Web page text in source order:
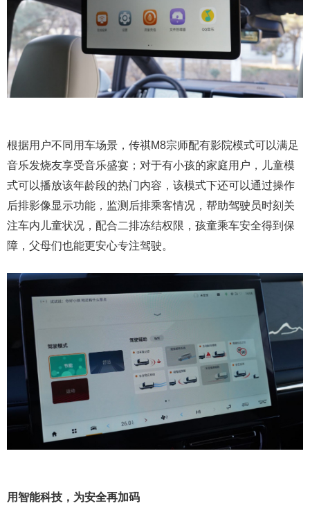
根据用户不同用车场景，传祺M8宗师配有影院模式可以满足
音乐发烧友享受音乐盛宴；对于有小孩的家庭用户，儿童模
式可以播放该年龄段的热门内容，该模式下还可以通过操作
后排影像显示功能，监测后排乘客情况，帮助驾驶员时刻关
注车内儿童状况，配合二排冻结权限，孩童乘车安全得到保
障，父母们也能更安心专注驾驶。
用智能科技，为安全再加码